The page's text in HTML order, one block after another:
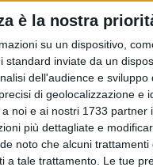
è la nostra
su un dispositivo,
inviate da un
dell'audience e sviluppo
di geolocalizzazione e
noi e ai nostri 1733 partner
più dettagliate e
noto che alcuni trattamenti
a tale trattamento. Le tue